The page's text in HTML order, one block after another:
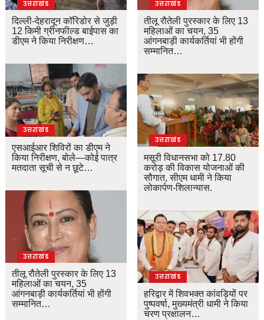
उत्तराखंड
दिल्ली-देहरादून कॉरिडोर से जुड़ी
12 किमी ग्रीनफील्ड बाईपास का
डीएम ने किया निरीक्षण…
उत्तराखंड
एसआईआर शिविरों का डीएम ने
किया निरीक्षण, बोले—कोई पात्र
मतदाता सूची से न छूटे…
उत्तराखंड
तीलू रौतेली पुरस्कार के लिए 13
महिलाओं का चयन, 35
आंगनबाड़ी कार्यकर्तियां भी होंगी
सम्मानित…
उत्तराखंड
तीलू रौतेली पुरस्कार के लिए 13
महिलाओं का चयन, 35
आंगनबाड़ी कार्यकर्तियां भी होंगी
सम्मानित…
उत्तराखंड
मसूरी विधानसभा को 17.80
करोड़ की विकास योजनाओं की
सौगात, सीएम धामी ने किया
लोकार्पण-शिलान्यास.
उत्तराखंड
हरिद्वार में शिवभक्त कांवड़ियों पर
पुष्पवर्षा, मुख्यमंत्री धामी ने किया
चरण प्रक्षालन…